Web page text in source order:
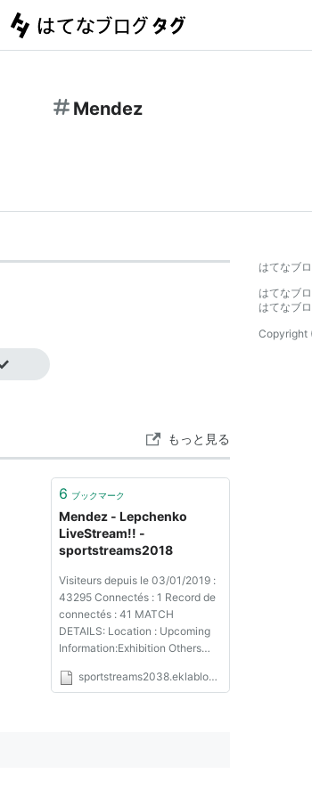
Mendez
もっと見る
6 ブックマーク
Mendez - Lepchenko
LiveStream!! -
sportstreams2018
Visiteurs depuis le 03/01/2019 :
43295 Connectés : 1 Record de
connectés : 41 MATCH
DETAILS: Location : Upcoming
Information:Exhibition Others
31.05.2020 When/Date:
sportstreams2038.eklablog.com
はてなブ
はてなブ
はてなブ
Copyright